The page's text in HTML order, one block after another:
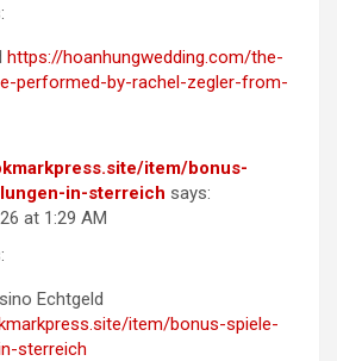
https://hoanhungwedding.com/the-
performed-by-rachel-zegler-from-
item/bonus-
in-sterreich says:
at 1:29 AM
Echtgeld
item/bonus-spiele-
sterreich